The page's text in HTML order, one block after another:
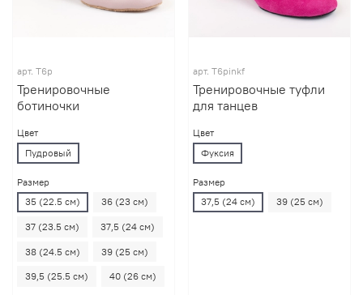
арт. T6p
Тренировочные
ботиночки
Цвет
Пудровый
Размер
35 (22.5 см)
36 (23 см)
37 (23.5 см) 37,5 (24 см)
38 (24.5 см) 39 (25 см)
39,5 (25.5 см) 40 (26 см)
арт. T6pinkf
Тренировочные туфли
для танцев
Цвет
Фуксия
Размер
37,5 (24 см)
39 (25 см)